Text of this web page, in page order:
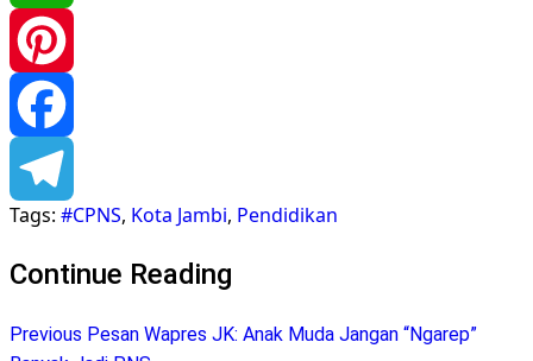
WhatsApp
Pinterest
Facebook
Telegram
Tags: #CPNS, Kota Jambi, Pendidikan
Continue Reading
Previous Pesan Wapres JK: Anak Muda Jangan “Ngarep”